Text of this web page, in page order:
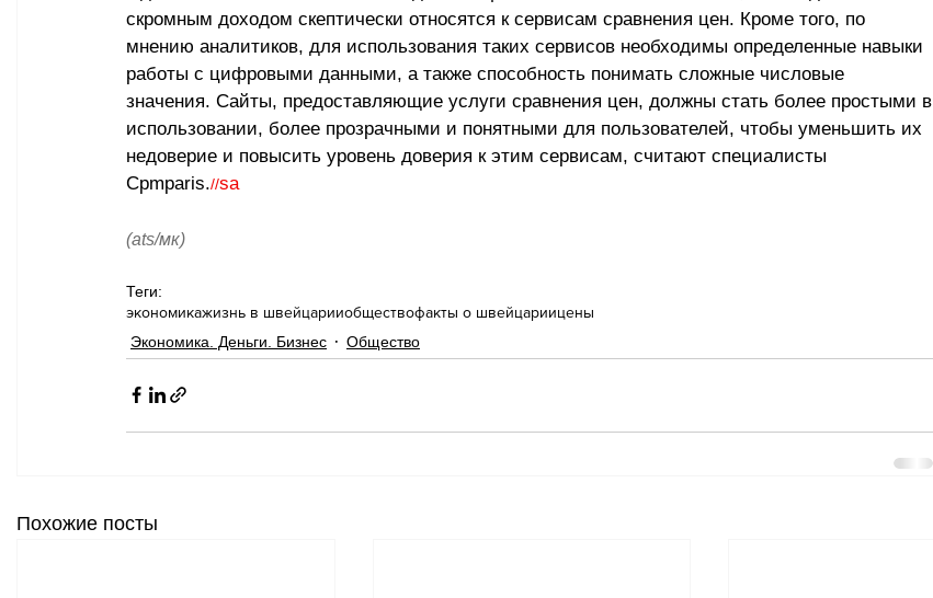
скромным доходом скептически относятся к сервисам сравнения цен. Кроме того, по
мнению аналитиков, для использования таких сервисов необходимы определенные навыки
работы с цифровыми данными, а также способность понимать сложные числовые
значения. Сайты, предоставляющие услуги сравнения цен, должны стать более простыми в
использовании, более прозрачными и понятными для пользователей, чтобы уменьшить их
недоверие и повысить уровень доверия к этим сервисам, считают специалисты
Cpmparis.//sa
(ats/мк)
Теги:
экономикажизнь в швейцарииобществофакты о швейцариицены
Экономика. Деньги. Бизнес
Общество
Похожие посты